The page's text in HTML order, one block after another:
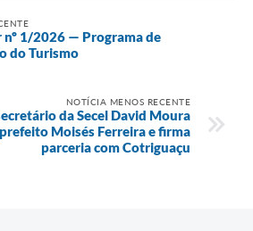
1/2026 — Programa de
do Turismo
NOTÍCIA MENOS RECENTE
da Secel David Moura
Moisés Ferreira e firma
parceria com Cotriguaçu